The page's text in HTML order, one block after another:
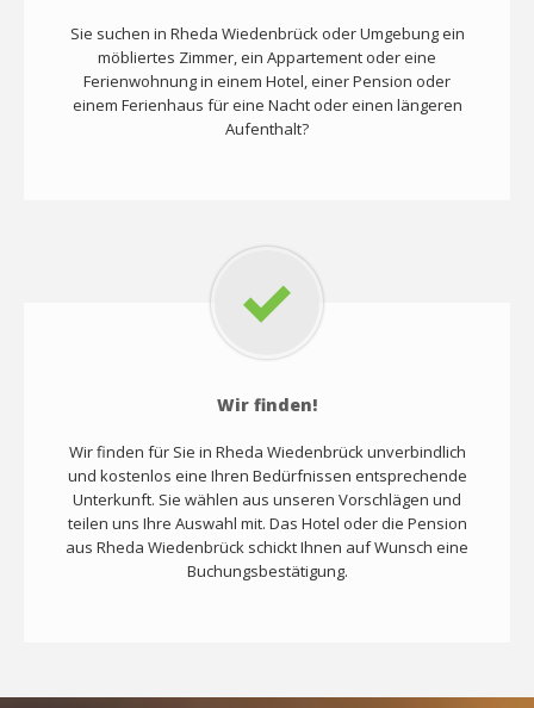
Sie suchen in Rheda Wiedenbrück oder Umgebung ein
möbliertes Zimmer, ein Appartement oder eine
Ferienwohnung in einem Hotel, einer Pension oder
einem Ferienhaus für eine Nacht oder einen längeren
Aufenthalt?
Wir finden!
Wir finden für Sie in Rheda Wiedenbrück unverbindlich
und kostenlos eine Ihren Bedürfnissen entsprechende
Unterkunft. Sie wählen aus unseren Vorschlägen und
teilen uns Ihre Auswahl mit. Das Hotel oder die Pension
aus Rheda Wiedenbrück schickt Ihnen auf Wunsch eine
Buchungsbestätigung.